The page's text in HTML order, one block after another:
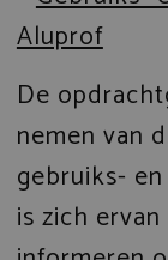
Aluprof
De
nemen van
gebruiks-
is zich